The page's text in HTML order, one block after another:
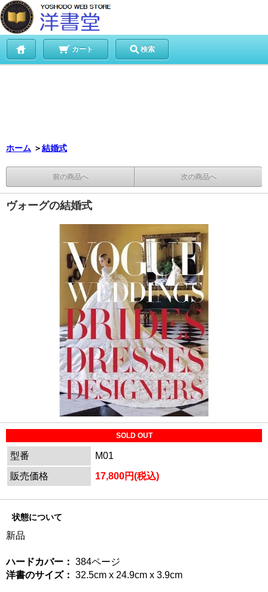
カート 検索
ホーム ＞結婚式
前の商品へ 次の商品へ
ヴォーグの結婚式
SOLD OUT
型番
M01
販売価格
17,800円(税込)
状態について
新品
ハードカバー： 384ページ
洋書のサイズ： 32.5cm x 24.9cm x 3.9cm